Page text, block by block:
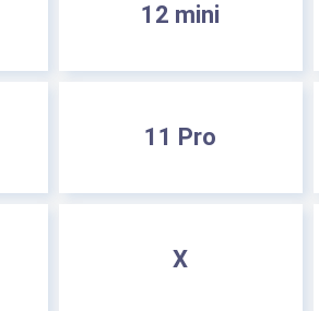
12 mini
11 Pro
X